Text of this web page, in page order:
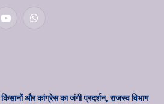
YouTubeWhatsApp
किसानों और कांग्रेस का जंगी प्रदर्शन, राजस्व विभाग